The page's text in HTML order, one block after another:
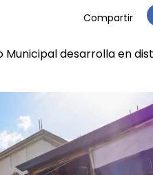
Compartir
desarrolla en